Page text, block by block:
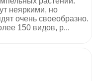
неяркими, но
очень своеобразно.
150 видов, р...